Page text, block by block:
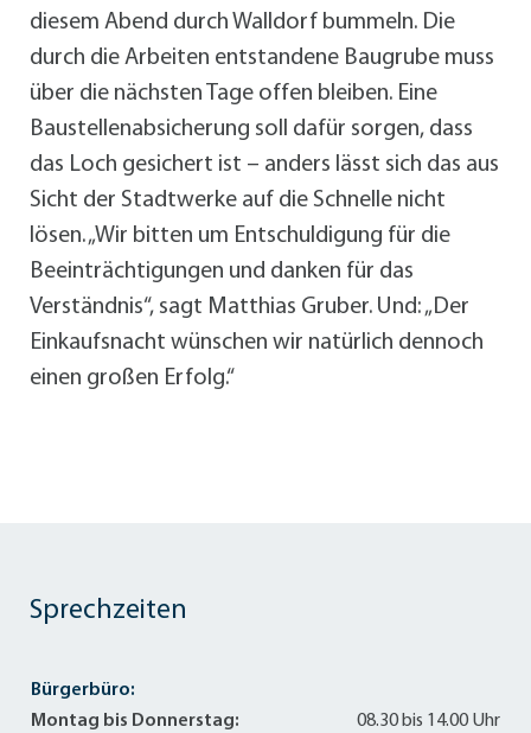
diesem Abend durch Walldorf bummeln. Die
durch die Arbeiten entstandene Baugrube muss
über die nächsten Tage offen bleiben. Eine
Baustellenabsicherung soll dafür sorgen, dass
das Loch gesichert ist – anders lässt sich das aus
Sicht der Stadtwerke auf die Schnelle nicht
lösen. „Wir bitten um Entschuldigung für die
Beeinträchtigungen und danken für das
Verständnis“, sagt Matthias Gruber. Und: „Der
Einkaufsnacht wünschen wir natürlich dennoch
einen großen Erfolg.“
Sprechzeiten
Bürgerbüro:
Montag bis Donnerstag:
08.30 bis 14.00 Uhr